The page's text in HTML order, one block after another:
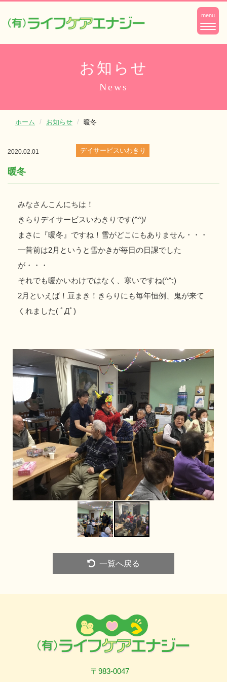
menuナ
ビ
ゲ
お知らせ
News
ホーム お知らせ 暖冬
2020.02.01 デイサービスいわきり
暖冬
みなさんこんにちは！
きらりデイサービスいわきりです(^^)/
まさに『暖冬』ですね！雪がどこにもありません・・・
一昔前は2月というと雪かきが毎日の日課でした
が・・・
それでも暖かいわけではなく、寒いですね(^^;)
2月といえば！豆まき！きらりにも毎年恒例、鬼が来て
くれました( ﾟДﾟ)
一覧へ戻る
〒983-0047